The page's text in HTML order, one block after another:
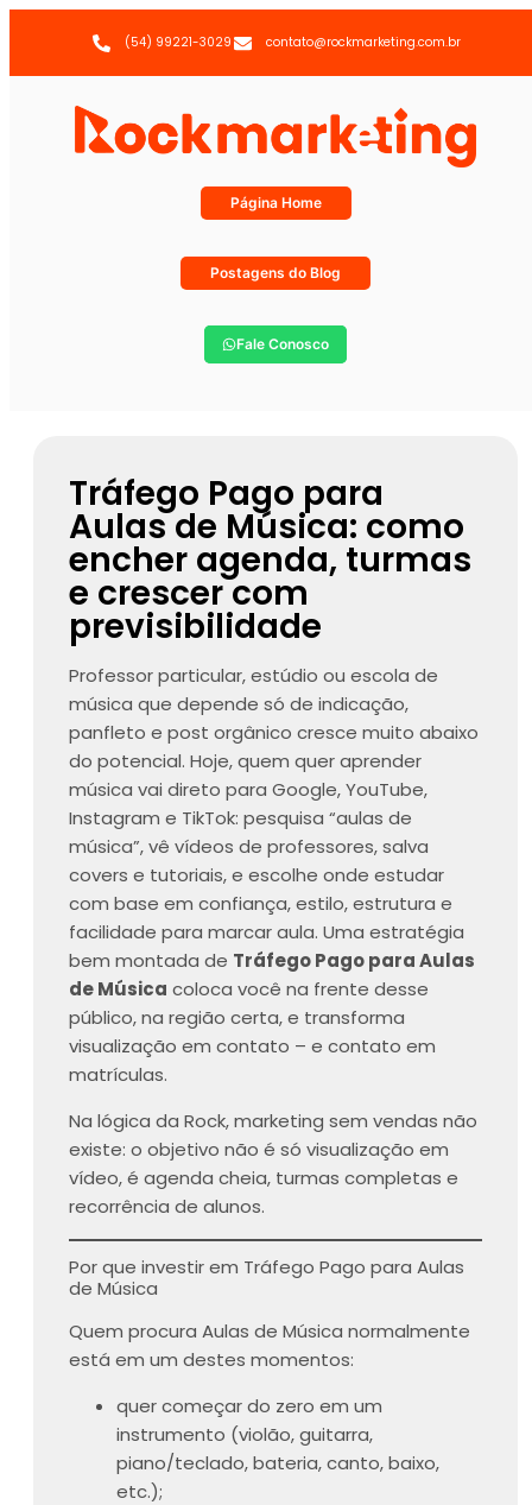
(54) 99221-3029 contato@rockmarketing.com.br
Página Home
Postagens do Blog
Fale Conosco
Tráfego Pago para
Aulas de Música: como
encher agenda, turmas
e crescer com
previsibilidade
Professor particular, estúdio ou escola de
música que depende só de indicação,
panfleto e post orgânico cresce muito abaixo
do potencial. Hoje, quem quer aprender
música vai direto para Google, YouTube,
Instagram e TikTok: pesquisa “aulas de
música”, vê vídeos de professores, salva
covers e tutoriais, e escolhe onde estudar
com base em confiança, estilo, estrutura e
facilidade para marcar aula. Uma estratégia
bem montada de Tráfego Pago para Aulas
de Música coloca você na frente desse
público, na região certa, e transforma
visualização em contato – e contato em
matrículas.
Na lógica da Rock, marketing sem vendas não
existe: o objetivo não é só visualização em
vídeo, é agenda cheia, turmas completas e
recorrência de alunos.
Por que investir em Tráfego Pago para Aulas
de Música
Quem procura Aulas de Música normalmente
está em um destes momentos:
quer começar do zero em um
instrumento (violão, guitarra,
piano/teclado, bateria, canto, baixo,
etc.);